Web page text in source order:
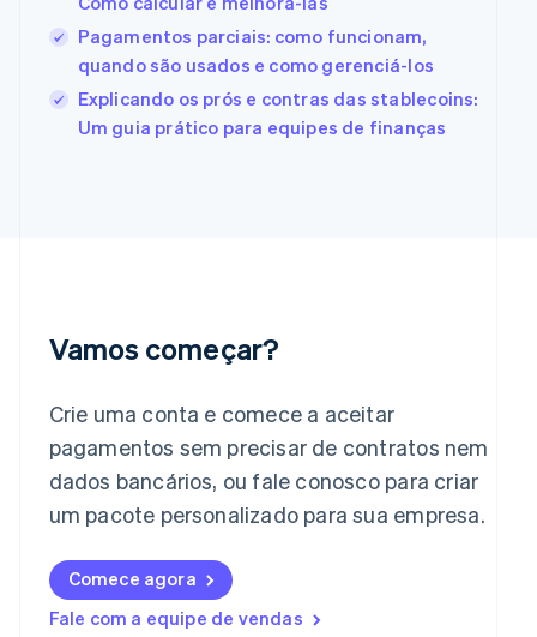
Pagamentos parciais: como funcionam,
quando são usados e como gerenciá-los
Explicando os prós e contras das stablecoins:
Um guia prático para equipes de finanças
Vamos começar?
Crie uma conta e comece a aceitar
pagamentos sem precisar de contratos nem
dados bancários, ou fale conosco para criar
um pacote personalizado para sua empresa.
Comece agora
Fale com a equipe de vendas
English
Finlândia
EnglishSvenska
FrançaisEnglish
Gibraltar
English
Italiano English
日本語English
Letônia
Liechtenstein
Lituânia
English
Luxemburgo